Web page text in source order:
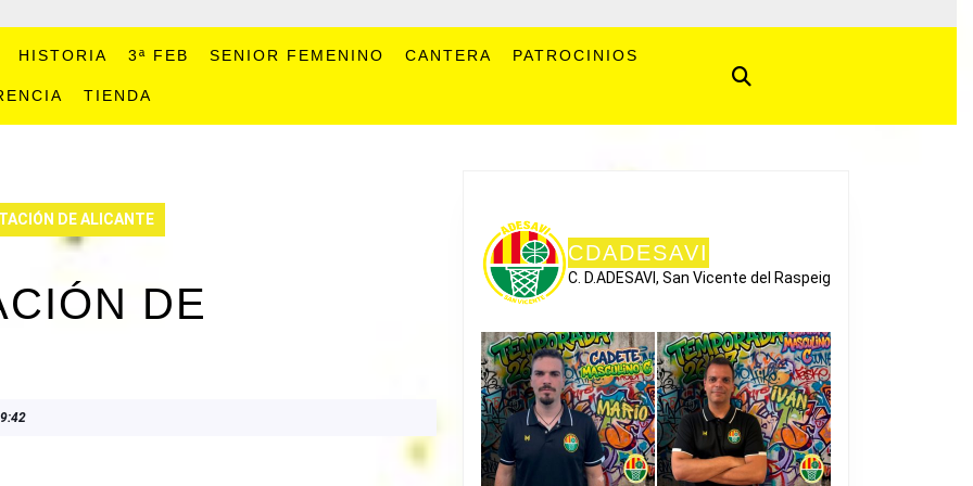
HISTORIA 3ª FEB SENIOR FEMENINO CANTERA PATROCINIOS
TIENDA
DE ALICANTE
DE
CDADESAVI
C. D.ADESAVI, San Vicente del Raspeig